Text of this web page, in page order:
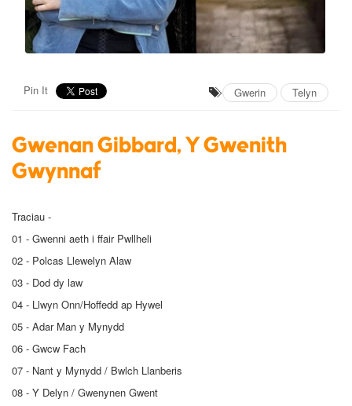
Pin It Gwerin Telyn
Gwenan Gibbard, Y Gwenith
Gwynnaf
Traciau -
01 - Gwenni aeth i ffair Pwllheli
02 - Polcas Llewelyn Alaw
03 - Dod dy law
04 - Llwyn Onn/Hoffedd ap Hywel
05 - Adar Man y Mynydd
06 - Gwcw Fach
07 - Nant y Mynydd / Bwlch Llanberis
08 - Y Delyn / Gwenynen Gwent